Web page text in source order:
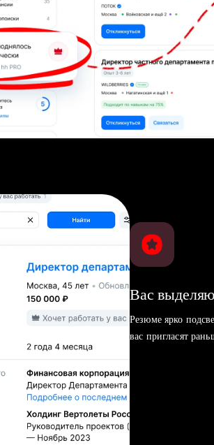
Вас
Резюме ярко
вас пригласят